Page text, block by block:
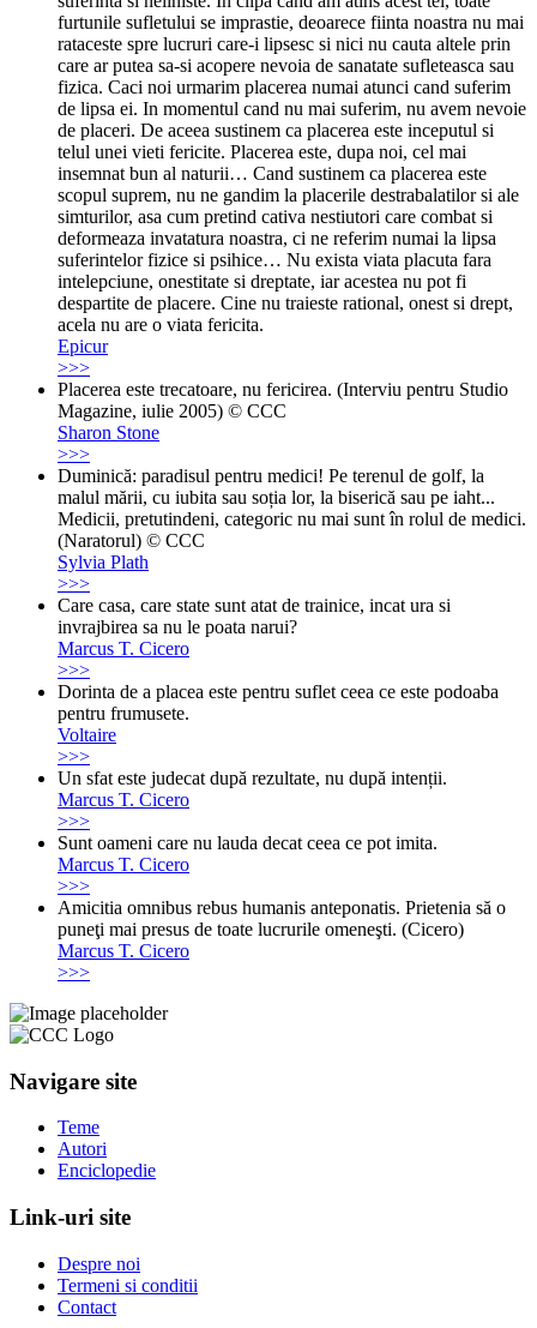
furtunile sufletului se imprastie, deoarece fiinta noastra nu mai
rataceste spre lucruri care-i lipsesc si nici nu cauta altele prin
care ar putea sa-si acopere nevoia de sanatate sufleteasca sau
fizica. Caci noi urmarim placerea numai atunci cand suferim
de lipsa ei. In momentul cand nu mai suferim, nu avem nevoie
de placeri. De aceea sustinem ca placerea este inceputul si
telul unei vieti fericite. Placerea este, dupa noi, cel mai
insemnat bun al naturii… Cand sustinem ca placerea este
scopul suprem, nu ne gandim la placerile destrabalatilor si ale
simturilor, asa cum pretind cativa nestiutori care combat si
deformeaza invatatura noastra, ci ne referim numai la lipsa
suferintelor fizice si psihice… Nu exista viata placuta fara
intelepciune, onestitate si dreptate, iar acestea nu pot fi
despartite de placere. Cine nu traieste rational, onest si drept,
acela nu are o viata fericita.
Epicur
>>>
Placerea este trecatoare, nu fericirea. (Interviu pentru Studio
Magazine, iulie 2005) © CCC
Sharon Stone
>>>
Duminică: paradisul pentru medici! Pe terenul de golf, la
malul mării, cu iubita sau soția lor, la biserică sau pe iaht...
Medicii, pretutindeni, categoric nu mai sunt în rolul de medici.
(Naratorul) © CCC
Sylvia Plath
>>>
Care casa, care state sunt atat de trainice, incat ura si
invrajbirea sa nu le poata narui?
Marcus T. Cicero
>>>
Dorinta de a placea este pentru suflet ceea ce este podoaba
pentru frumusete.
Voltaire
>>>
Un sfat este judecat după rezultate, nu după intenții.
Marcus T. Cicero
>>>
Sunt oameni care nu lauda decat ceea ce pot imita.
Marcus T. Cicero
>>>
Amicitia omnibus rebus humanis anteponatis. Prietenia să o
puneţi mai presus de toate lucrurile omeneşti. (Cicero)
Marcus T. Cicero
>>>
Navigare site
Teme
Autori
Enciclopedie
Link-uri site
Despre noi
Termeni si conditii
Contact